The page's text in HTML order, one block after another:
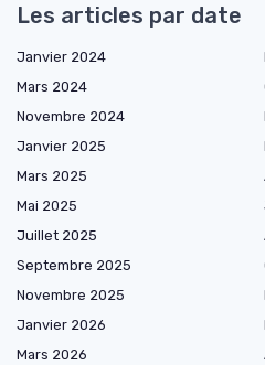
Les articles par date
Janvier 2024
Mars 2024
Novembre 2024
Janvier 2025
Mars 2025
Mai 2025
Juillet 2025
Septembre 2025
Novembre 2025
Janvier 2026
Mars 2026